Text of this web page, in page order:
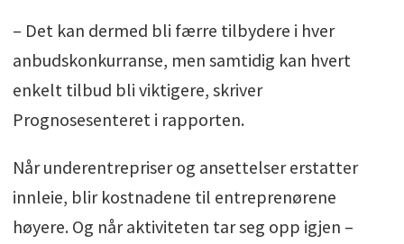
– Det kan dermed bli færre tilbydere i hver
anbudskonkurranse, men samtidig kan hvert
enkelt tilbud bli viktigere, skriver
Prognosesenteret i rapporten.
Når underentrepriser og ansettelser erstatter
innleie, blir kostnadene til entreprenørene
høyere. Og når aktiviteten tar seg opp igjen –